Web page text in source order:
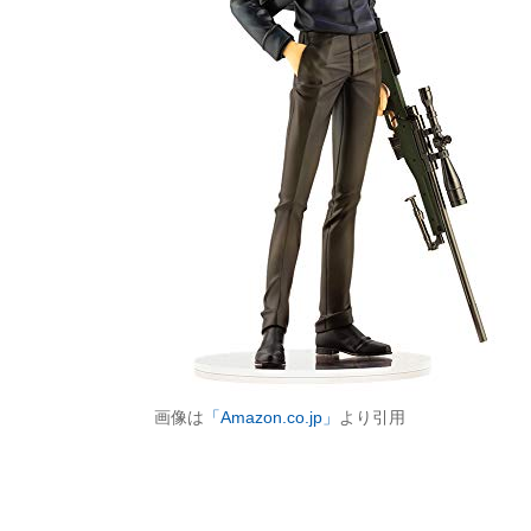
画像は 「Amazon.co.jp」 より引用